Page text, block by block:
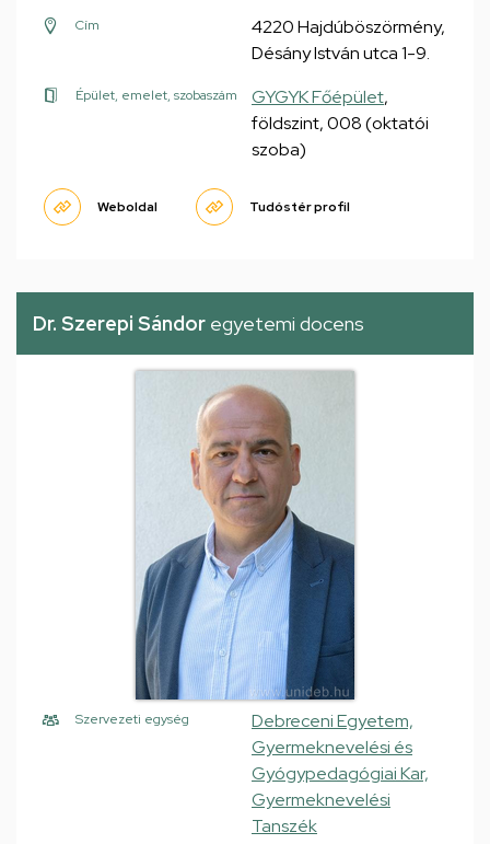
Cím
4220 Hajdúböszörmény,
Désány István utca 1-9.
Épület, emelet, szobaszám GYGYK Főépület,
földszint, 008 (oktatói
szoba)
Weboldal Tudóstér profil
Dr. Szerepi Sándor egyetemi docens
Szervezeti egység
Debreceni Egyetem,
Gyermeknevelési és
Gyógypedagógiai Kar,
Gyermeknevelési
Tanszék